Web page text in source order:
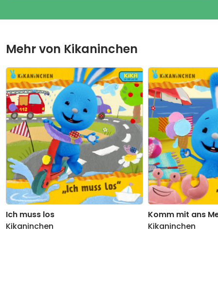
9 Papier (Schnipselberg-Mix)
10 Keine Angst(Mutmach-Reggae-Mix) 02:37
11 Lach-Krach-Mach-Lied(Topf-
Trommel-Wach-Mix)
02:44
12 Hans im Glück(Weniger-ist-mehr-
Mix)
02:45
13 Rumpelstilzchentwist(Gummiknie-
Mix)
02:54
14KiKANiNCHEN-Lied - Tschüs!
(Urlaubsinsel-Mix)
02:04
Mehr von Kikaninchen
Ich muss los
Kikaninchen
Komm mit ans
Kikaninchen